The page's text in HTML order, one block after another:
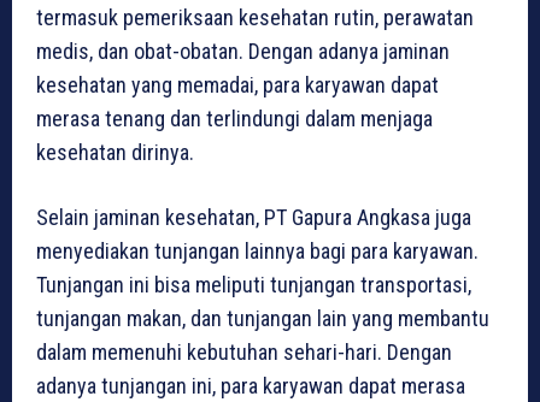
termasuk pemeriksaan kesehatan rutin, perawatan
medis, dan obat-obatan. Dengan adanya jaminan
kesehatan yang memadai, para karyawan dapat
merasa tenang dan terlindungi dalam menjaga
kesehatan dirinya.
Selain jaminan kesehatan, PT Gapura Angkasa juga
menyediakan tunjangan lainnya bagi para karyawan.
Tunjangan ini bisa meliputi tunjangan transportasi,
tunjangan makan, dan tunjangan lain yang membantu
dalam memenuhi kebutuhan sehari-hari. Dengan
adanya tunjangan ini, para karyawan dapat merasa